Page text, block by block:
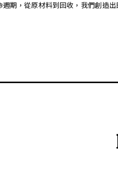
期，從原材料到回收，我們創